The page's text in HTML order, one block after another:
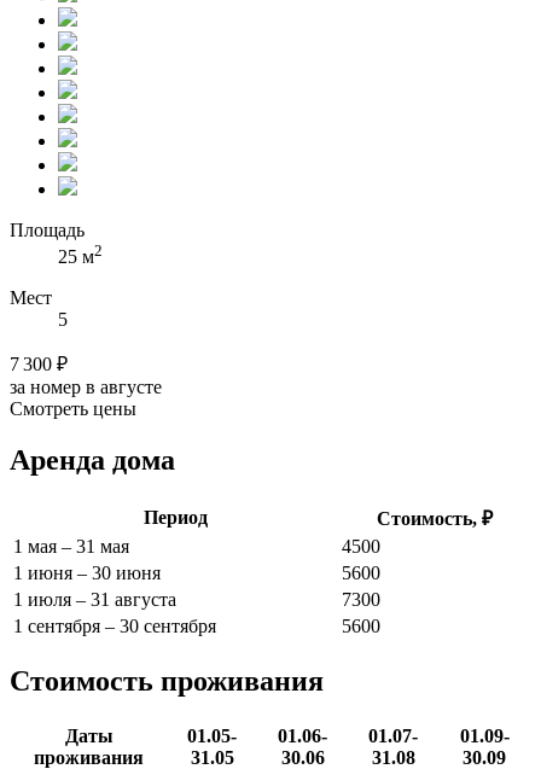
Площадь
25 м2
Мест
5
7 300 ₽
за номер в августе
Смотреть цены
Аренда дома
Период
Стоимость, ₽
1 мая – 31 мая
4500
1 июня – 30 июня
5600
1 июля – 31 августа
7300
1 сентября – 30 сентября
5600
Стоимость проживания
Даты
проживания
01.05-
31.05
01.06-
30.06
01.07-
31.08
01.09-
30.09